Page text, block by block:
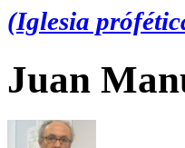
(Iglesia
Juan